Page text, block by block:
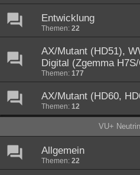
Entwicklung
Themen: 22
AX/Mutant (HD51),
Digital (Zgemma
Themen: 177
AX/Mutant (HD60,
Themen: 12
VU+
Allgemein
Themen: 22